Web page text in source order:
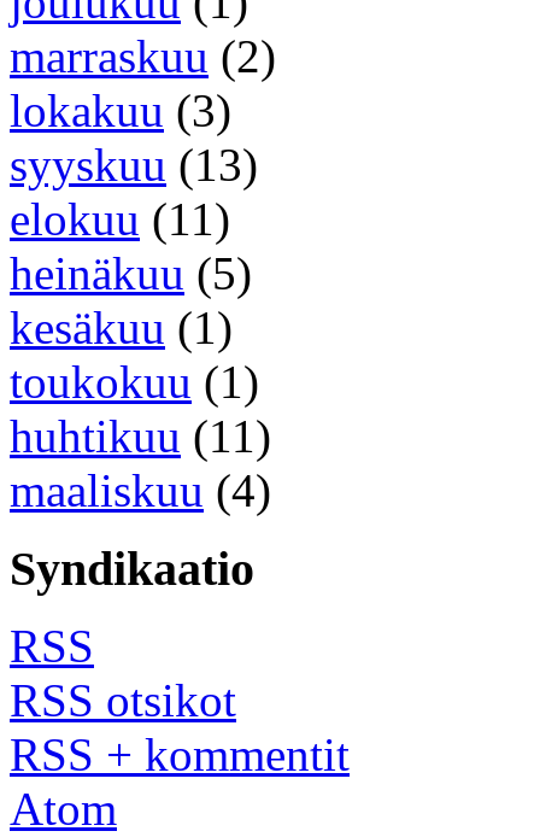
marraskuu (2)
lokakuu (3)
syyskuu (13)
elokuu (11)
heinäkuu (5)
kesäkuu (1)
toukokuu (1)
huhtikuu (11)
maaliskuu (4)
Syndikaatio
RSS
RSS otsikot
RSS + kommentit
Atom